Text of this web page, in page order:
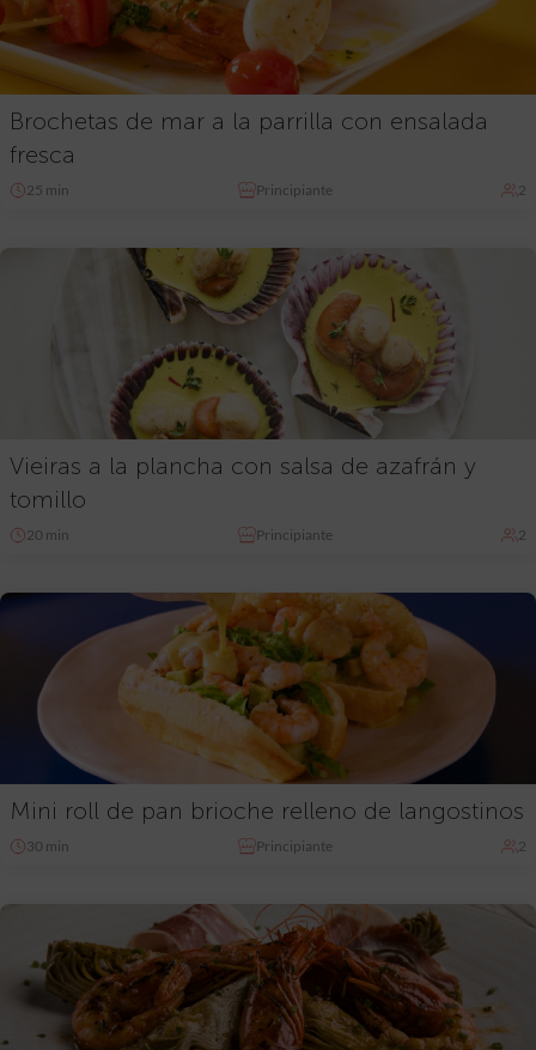
Brochetas de mar a la parrilla con ensalada
fresca
25 min Principiante 2
Vieiras a la plancha con salsa de azafrán y
tomillo
20 min Principiante 2
Mini roll de pan brioche relleno de langostinos
30 min Principiante 2